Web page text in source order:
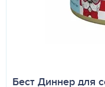
Бест Диннер для